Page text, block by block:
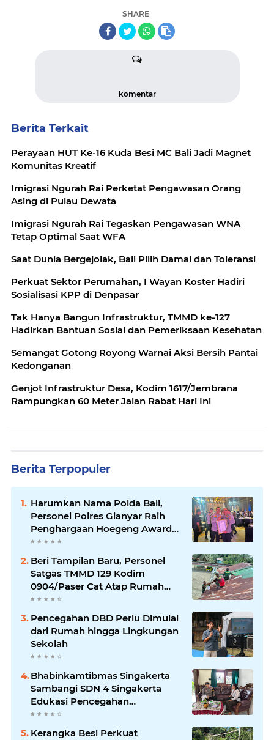
SHARE
komentar
Berita Terkait
Perayaan HUT Ke-16 Kuda Besi MC Bali Jadi Magnet
Komunitas Kreatif
Imigrasi Ngurah Rai Perketat Pengawasan Orang
Asing di Pulau Dewata
Imigrasi Ngurah Rai Tegaskan Pengawasan WNA
Tetap Optimal Saat WFA
Saat Dunia Bergejolak, Bali Pilih Damai dan Toleransi
Perkuat Sektor Perumahan, I Wayan Koster Hadiri
Sosialisasi KPP di Denpasar
Tak Hanya Bangun Infrastruktur, TMMD ke-127
Hadirkan Bantuan Sosial dan Pemeriksaan Kesehatan
Semangat Gotong Royong Warnai Aksi Bersih Pantai
Kedonganan
Genjot Infrastruktur Desa, Kodim 1617/Jembrana
Rampungkan 60 Meter Jalan Rabat Hari Ini
Berita Terpopuler
Harumkan Nama Polda Bali,
Personel Polres Gianyar Raih
Penghargaan Hoegeng Awards
2026
Beri Tampilan Baru, Personel
Satgas TMMD 129 Kodim
0904/Paser Cat Atap Rumah
Marbot
Pencegahan DBD Perlu Dimulai
dari Rumah hingga Lingkungan
Sekolah
Bhabinkamtibmas Singakerta
Sambangi SDN 4 Singakerta
Edukasi Pencegahan
Penculikan Anak
Kerangka Besi Perkuat